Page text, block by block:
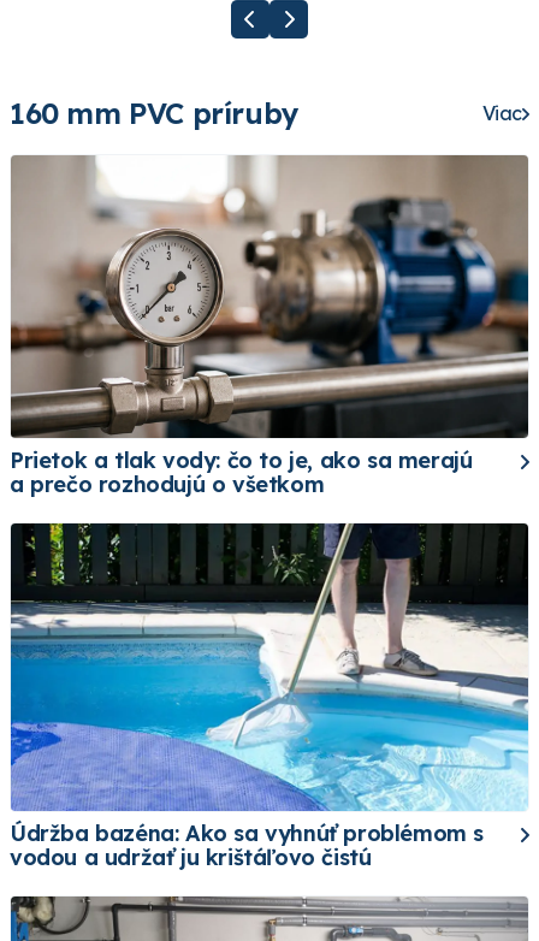
160 mm PVC príruby Viac
Prietok a tlak vody: čo to je, ako sa merajú
a prečo rozhodujú o všetkom
Údržba bazéna: Ako sa vyhnúť problémom s
vodou a udržať ju krištáľovo čistú